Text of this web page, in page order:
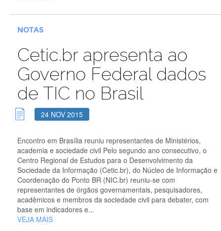
NOTAS
Cetic.br apresenta ao
Governo Federal dados
de TIC no Brasil
24 NOV 2015
Encontro em Brasília reuniu representantes de Ministérios,
academia e sociedade civil Pelo segundo ano consecutivo, o
Centro Regional de Estudos para o Desenvolvimento da
Sociedade da Informação (Cetic.br), do Núcleo de Informação e
Coordenação do Ponto BR (NIC.br) reuniu-se com
representantes de órgãos governamentais, pesquisadores,
acadêmicos e membros da sociedade civil para debater, com
base em indicadores e...
VEJA MAIS